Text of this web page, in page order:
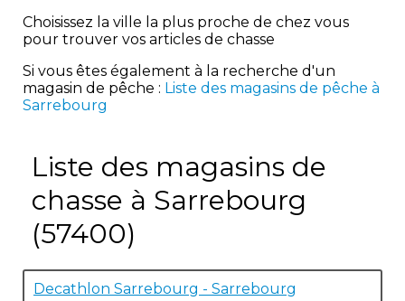
Choisissez la ville la plus proche de chez vous
pour trouver vos articles de chasse
Si vous êtes également à la recherche d'un
magasin de pêche : Liste des magasins de pêche à
Sarrebourg
Liste des magasins de
chasse à Sarrebourg
(57400)
Decathlon Sarrebourg - Sarrebourg